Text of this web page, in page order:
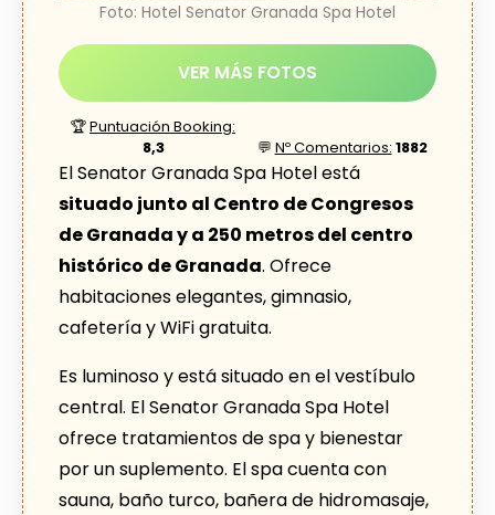
Foto: Hotel Senator Granada Spa Hotel
VER MÁS FOTOS
🏆Puntuación Booking:
8,3
💬 Nº Comentarios: 1882
El Senator Granada Spa Hotel está
situado junto al Centro de Congresos
de Granada y a 250 metros del centro
histórico de Granada. Ofrece
habitaciones elegantes, gimnasio,
cafetería y WiFi gratuita.
Es luminoso y está situado en el vestíbulo
central. El Senator Granada Spa Hotel
ofrece tratamientos de spa y bienestar
por un suplemento. El spa cuenta con
sauna, baño turco, bañera de hidromasaje,